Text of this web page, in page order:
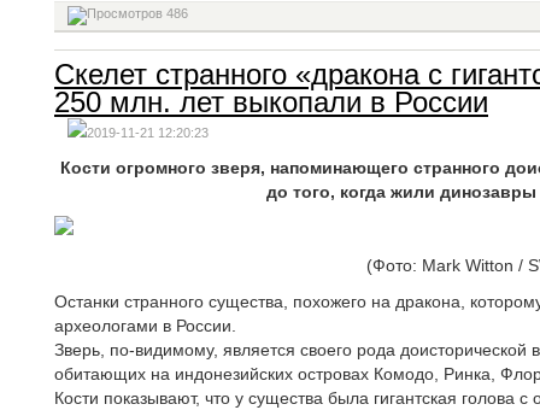
486
Скелет странного «дракона с
250 млн. лет выкопали в России
2019-11-21 12:20:23
Кости огромного зверя, напоминающего странного
до того, когда жили
(Фото: Mark Witton /
Останки странного существа, похожего на дракона,
археологами в России.
Зверь, по-видимому, является своего рода
обитающих на индонезийских островах Комодо, Ринка,
Кости показывают, что у существа была гигантская голова